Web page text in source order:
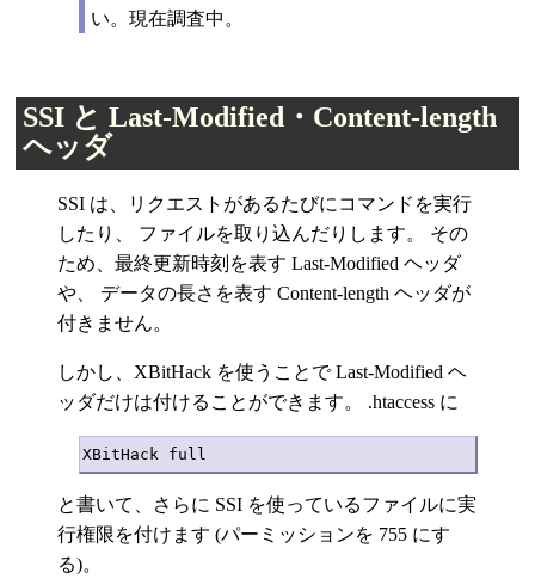
い。現在調査中。
SSI と Last-Modified・Content-length
ヘッダ
SSI は、リクエストがあるたびにコマンドを実行
したり、 ファイルを取り込んだりします。 その
ため、最終更新時刻を表す Last-Modified ヘッダ
や、 データの長さを表す Content-length ヘッダが
付きません。
しかし、XBitHack を使うことで Last-Modified ヘ
ッダだけは付けることができます。 .htaccess に
と書いて、さらに SSI を使っているファイルに実
行権限を付けます (パーミッションを 755 にす
る)。